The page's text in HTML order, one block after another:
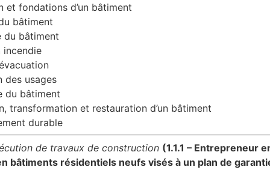
et fondations d’un bâtiment
bâtiment
du bâtiment
incendie
des usages
du bâtiment
transformation et restauration d’un bâtiment
durable
de travaux de construction (1.1.1 – Entrepreneur
bâtiments résidentiels neufs visés à un plan de